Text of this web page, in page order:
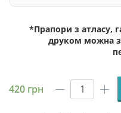
*Прапори з атласу,
друком можна
420 грн
Прапор